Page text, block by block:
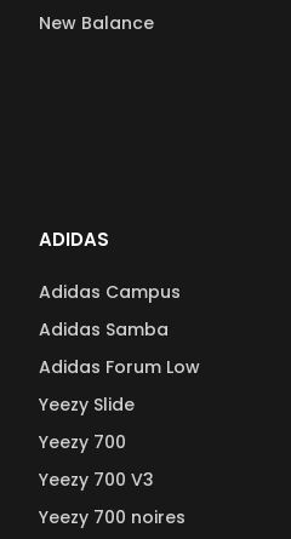
New Balance
ADIDAS
Adidas Campus
Adidas Samba
Adidas Forum Low
Yeezy Slide
Yeezy 700
Yeezy 700 V3
Yeezy 700 noires